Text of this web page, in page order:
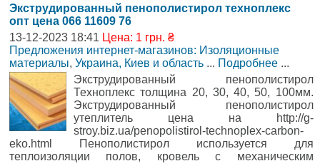
Экструдированный пенополистирол техноплекс
опт цена 066 11609 76
13-12-2023 18:41 Цена: 1 грн. ₴
Предложения интернет-магазинов: Изоляционные
материалы, Украина, Киев и область ... Подробнее ...
Экструдированный пенополистирол
Техноплекс толщина 20, 30, 40, 50, 100мм.
Экструдированный пенополистирол
утеплитель цена на http://g-
stroy.biz.ua/penopolistirol-technoplex-carbon-
eko.html Пенополистирол используется для
теплоизоляции полов, кровель с механическим